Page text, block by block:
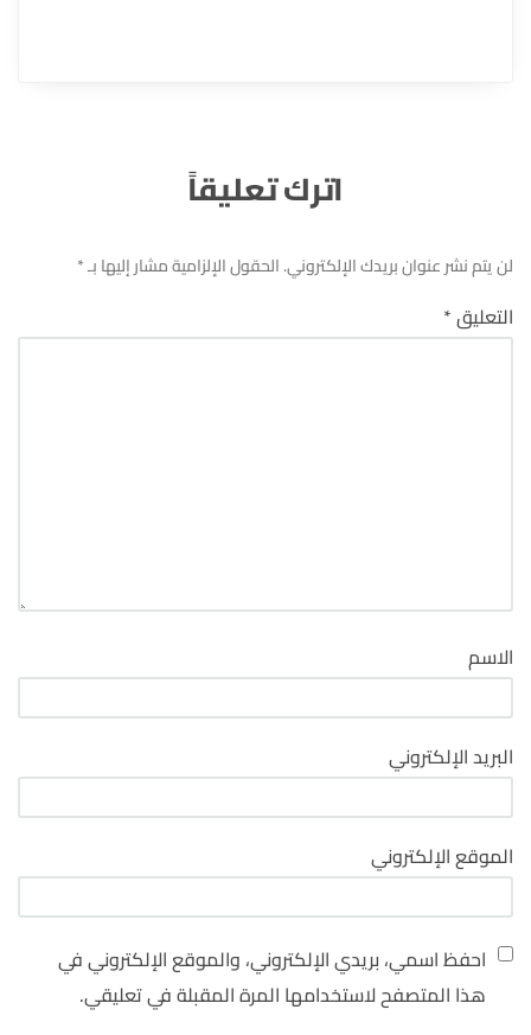
اترك تعليقاً
لن يتم نشر عنوان بريدك الإلكتروني.الحقول الإلزامية مشار إليها بـ*
التعليق*
الاسم
البريد الإلكتروني
الموقع الإلكتروني
احفظ اسمي، بريدي الإلكتروني، والموقع الإلكتروني في
هذا المتصفح لاستخدامها المرة المقبلة في تعليقي.